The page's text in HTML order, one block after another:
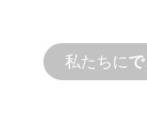
私たちに